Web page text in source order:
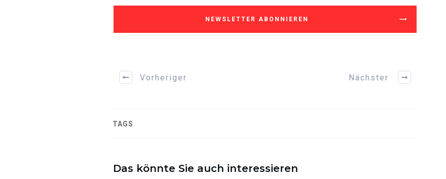
NEWSLETTER ABONNIEREN
Vorheriger Nächster
TAGS
Das könnte Sie auch interessieren